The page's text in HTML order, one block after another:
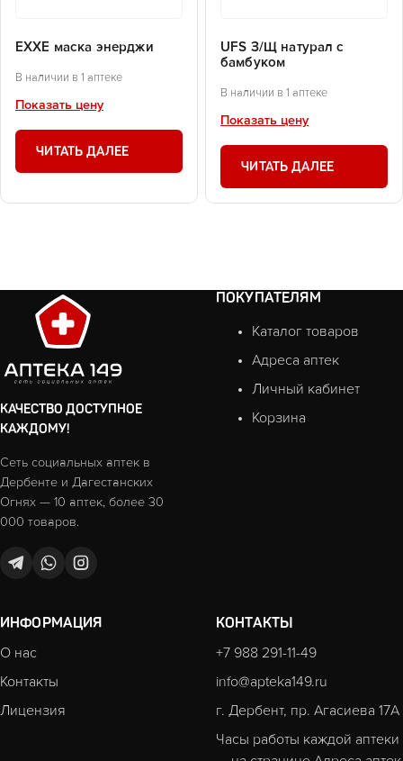
EXXE маска энерджи
В наличии в 1 аптеке
Показать цену
ЧИТАТЬ ДАЛЕЕ
UFS З/Щ натурал с
бамбуком
В наличии в 1 аптеке
Показать цену
ЧИТАТЬ ДАЛЕЕ
КАЧЕСТВО ДОСТУПНОЕ
КАЖДОМУ!
Сеть социальных аптек в
Дербенте и Дагестанских
Огнях — 10 аптек, более 30
000 товаров.
ПОКУПАТЕЛЯМ
Каталог товаров
Адреса аптек
Личный кабинет
Корзина
ИНФОРМАЦИЯ
О нас
Контакты
Лицензия
КОНТАКТЫ
+7 988 291-11-49
info@apteka149.ru
г. Дербент, пр. Агасиева 17А
Часы работы каждой аптеки